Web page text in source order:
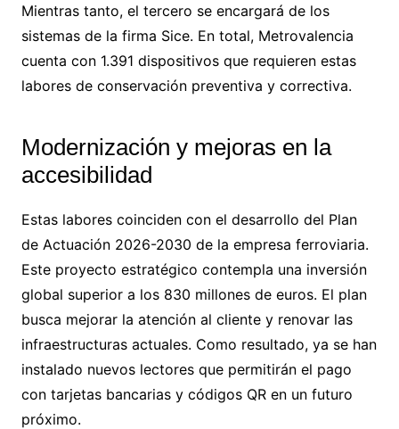
Mientras tanto, el tercero se encargará de los
sistemas de la firma Sice. En total, Metrovalencia
cuenta con 1.391 dispositivos que requieren estas
labores de conservación preventiva y correctiva.
Modernización y mejoras en la
accesibilidad
Estas labores coinciden con el desarrollo del Plan
de Actuación 2026-2030 de la empresa ferroviaria.
Este proyecto estratégico contempla una inversión
global superior a los 830 millones de euros. El plan
busca mejorar la atención al cliente y renovar las
infraestructuras actuales. Como resultado, ya se han
instalado nuevos lectores que permitirán el pago
con tarjetas bancarias y códigos QR en un futuro
próximo.